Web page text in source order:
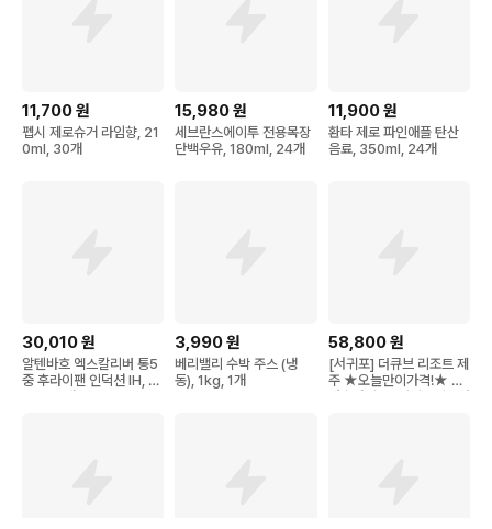
11,700원
펩시 제로슈거 라임향, 21
0ml, 30개
15,980원
세브란스에이투 전용목장
단백우유, 180ml, 24개
11,900원
환타 제로 파인애플 탄산
음료, 350ml, 24개
30,010원
알텐바흐 엑스칼리버 통5
중 후라이팬 인덕션 IH, 2
8cm, 1개
3,990원
베리밸리 수박 주스 (냉
동), 1kg, 1개
58,800원
[서귀포] 더큐브 리조트 제
주 ★오늘만이가격!★ 인
원추가비용+레이트체크아